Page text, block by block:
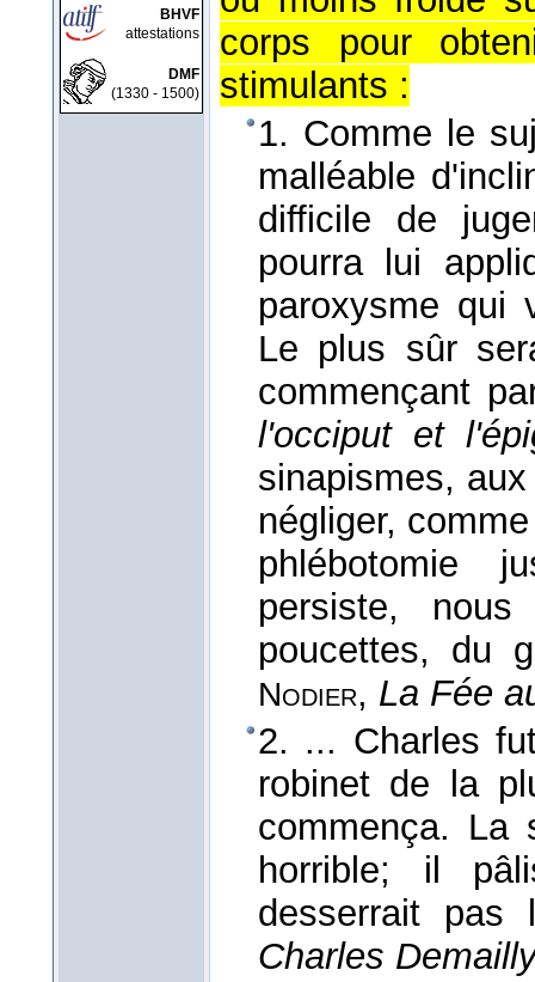
BHVF
attestations
DMF
(1330 - 1500)
corps pour
stimulants :
1. Comme le
malléable
difficile de
pourra lui
paroxysme qui
Le plus sûr
commençant
l'occiput et
sinapismes,
négliger,
phlébotomie
persiste,
poucettes, du
Nodier, La Fée
2. ... Charles
robinet de la
commença. La
horrible; il
desserrait
Charles